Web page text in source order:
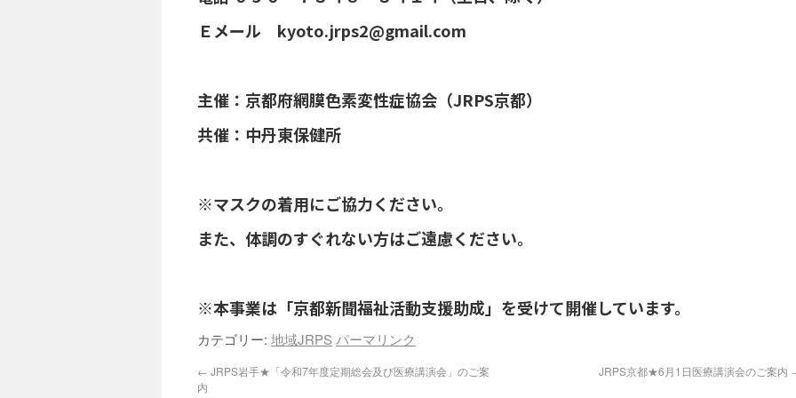
Ｅメール kyoto.jrps2@gmail.com
主催：京都府網膜色素変性症協会（JRPS京都）
共催：中丹東保健所
※マスクの着用にご協力ください。
また、体調のすぐれない方はご遠慮ください。
※本事業は「京都新聞福祉活動支援助成」を受けて開催しています。
カテゴリー: 地域JRPS パーマリンク
← JRPS岩手★「令和7年度定期総会及び医療講演会」のご案
内
JRPS京都★6月1日医療講演会のご案内